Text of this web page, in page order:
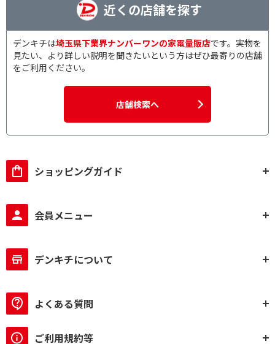
近くの店舗を探す
デンキチは埼玉県下業界ナンバーワンの家電量販店です。実物を
見たい、より詳しい説明を聞きたいという方はぜひ最寄りの店舗
をご利用ください。
店舗検索へ
ショッピングガイド
会員メニュー
デンキチについて
よくある質問
ご利用規約等